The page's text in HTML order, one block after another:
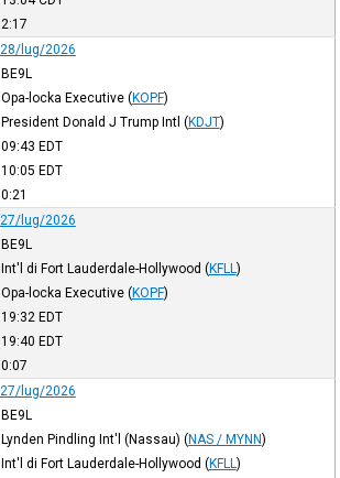
2:17
28/lug/2026
BE9L
Opa-locka Executive (KOPF)
President Donald J Trump Intl (KDJT)
09:43 EDT
10:05 EDT
0:21
27/lug/2026
BE9L
Int'l di Fort Lauderdale-Hollywood (KFLL )
Opa-locka Executive (KOPF)
19:32 EDT
19:40 EDT
0:07
27/lug/2026
BE9L
Lynden Pindling Int'l (Nassau) (NAS / MYNN)
Int'l di Fort Lauderdale-Hollywood (KFLL )